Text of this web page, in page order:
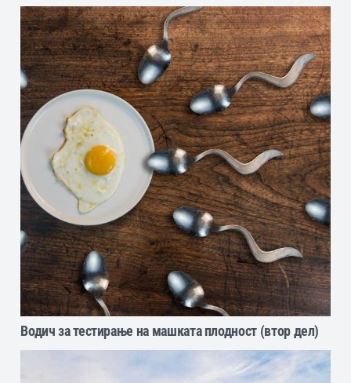
Водич за тестирање на машката плодност (втор дел)